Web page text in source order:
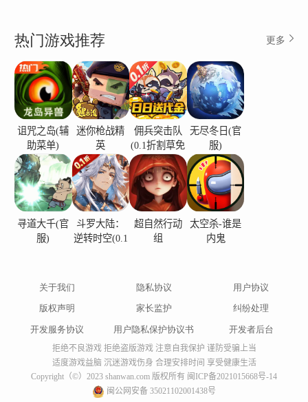
热门游戏推荐 更多
诅咒之岛(辅
助菜单)
迷你枪战精
英
佣兵突击队
(0.1折割草免
费版)
无尽冬日(官
服)
寻道大千(官
服)
斗罗大陆：
逆转时空(0.1
超自然行动
组
太空杀-谁是
内鬼
关于我们 隐私协议
用户协议
版权声明
家长监护
纠纷处理
开发服务协议
用户隐私保护协议书 开发者后台
拒绝不良游戏 拒绝盗版游戏 注意自我保护 谨防受骗上当
适度游戏益脑 沉迷游戏伤身 合理安排时间 享受健康生活
Copyright（©）2023 shanwan.com 版权所有 闽ICP备2021015668号-14
闽公网安备 35021102001438号